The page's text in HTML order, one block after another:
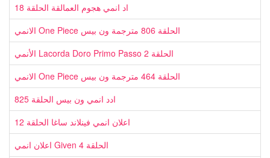
اد انمي هجوم العمالقة الحلقة 18
الانمي One Piece الحلقة 806 مترجمة ون بيس
الأنمي Lacorda Doro Primo Passo الحلقة 2
الانمي One Piece الحلقة 464 مترجمة ون بيس
ادد انمي ون بيس الحلقة 825
اعلان انمي فينلاند ساغا الحلقة 12
اعلان انمي Given الحلقة 4